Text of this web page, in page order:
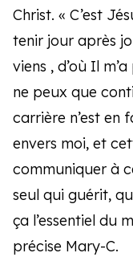
Christ. « C’est
tenir jour après
viens , d’où Il
ne peux que
carrière n’est en
envers moi, et
communiquer à
seul qui guérit,
ça l’essentiel du
précise Mary-C.